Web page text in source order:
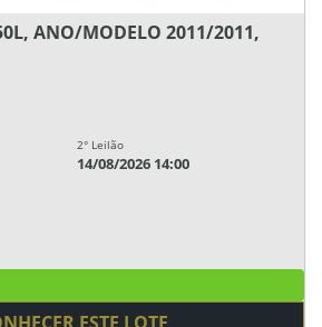
ANO/MODELO 2011/2011,
2° Leilão
14/08/2026 14:00